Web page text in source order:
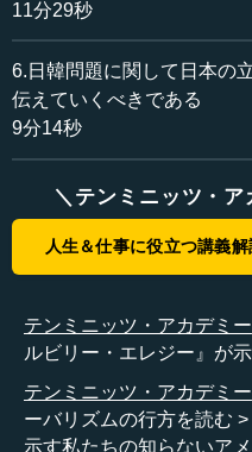
分はトランプ支持者だ」と
みんな言いたくなかった
うな雰囲気の場所では、そ
すると思っていたのかもし
ことに僕は知らなかったの
の人たちは中西部の白人で
リティもほとんどない空間
たちがアメリカのバックボ
な塊として存在するのです
トランプ氏は、この人た
よね。それをわれわれは初
うせ政治的な意思の表現も
にもいかないだろう」とた
ちが大きな政治的な動きを
11分29秒
6.日韓問題に関して日本の
伝えていくべきである
9分14秒
＼テンミニッツ・
人生＆仕事に役立つ講義解
テンミニッツ・アカデミー
ルビリー・エレジー』が
テンミニッツ・アカデミー
ーバリズムの行方を読む
示す私たちの知らないア